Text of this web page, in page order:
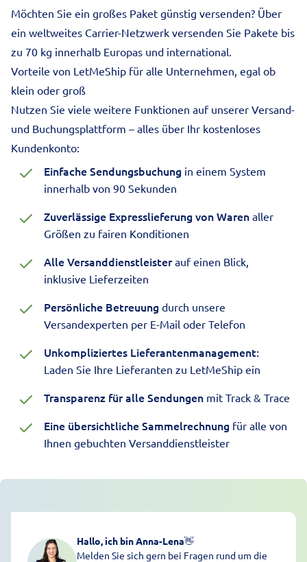
Möchten Sie ein großes Paket günstig versenden? Über
ein weltweites Carrier-Netzwerk versenden Sie Pakete bis
zu 70 kg innerhalb Europas und international.
Vorteile von LetMeShip für alle Unternehmen, egal ob
klein oder groß
Nutzen Sie viele weitere Funktionen auf unserer Versand-
und Buchungsplattform – alles über Ihr kostenloses
Kundenkonto:
Einfache Sendungsbuchung in einem System
innerhalb von 90 Sekunden
Zuverlässige Expresslieferung von Waren aller
Größen zu fairen Konditionen
Alle Versanddienstleisterauf einen Blick,
inklusive Lieferzeiten
Persönliche Betreuung durch unsere
Versandexperten per E-Mail oder Telefon
Unkompliziertes Lieferantenmanagement:
Laden Sie Ihre Lieferanten zu LetMeShip ein
Transparenz für alle Sendungen mit Track & Trace
Eine übersichtliche Sammelrechnung für alle von
Ihnen gebuchten Versanddienstleister
Hallo, ich bin Anna-Lena👋
Melden Sie sich gern bei Fragen rund um die